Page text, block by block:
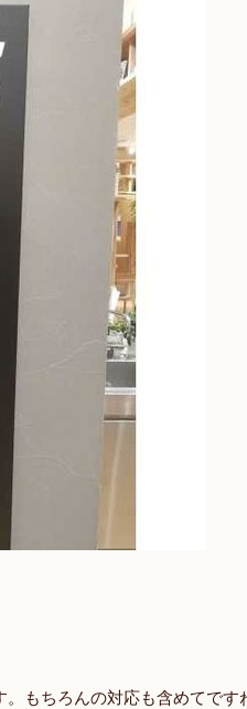
もちろんの対応も含めてです